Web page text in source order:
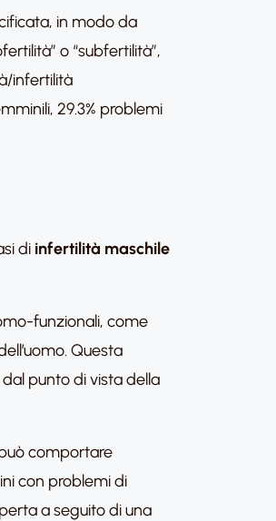
in modo da
o “subfertilità”,
infertilità
29.3% problemi
di infertilità maschile
funzionali, come
Questa
punto di vista della
comportare
con problemi di
a seguito di una